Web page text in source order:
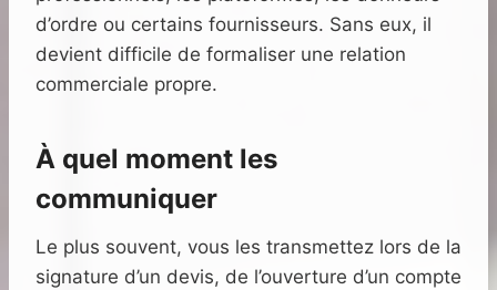
d’ordre ou certains fournisseurs. Sans eux, il
devient difficile de formaliser une relation
commerciale propre.
À quel moment les
communiquer
Le plus souvent, vous les transmettez lors de la
signature d’un devis, de l’ouverture d’un compte